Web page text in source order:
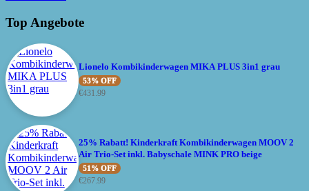
Top Angebote
Lionelo Kombikinderwagen MIKA PLUS 3in1 grau
53% OFF
€431.99
25% Rabatt! Kinderkraft Kombikinderwagen MOOV 2
Air Trio-Set inkl. Babyschale MINK PRO beige
51% OFF
€267.99